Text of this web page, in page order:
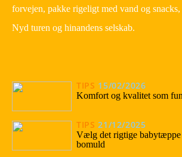
forvejen, pakke rigeligt med vand og
Nyd turen og hinandens selskab.
TIPS 15/02/2026
Komfort og kvalitet som
TIPS 21/12/2025
Vælg det rigtige
bomuld